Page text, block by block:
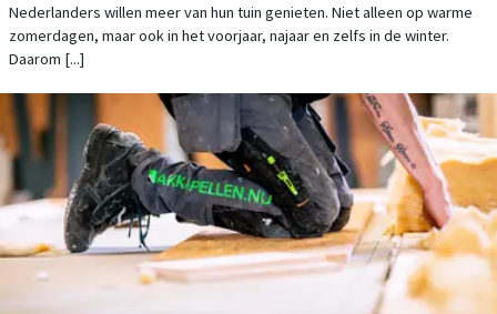
Nederlanders willen meer van hun tuin genieten. Niet alleen op warme
zomerdagen, maar ook in het voorjaar, najaar en zelfs in de winter.
Daarom [...]